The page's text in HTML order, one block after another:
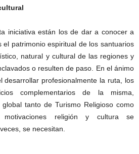
iniciativa están los de dar a conocer a
el patrimonio espiritual de los santuarios
natural y cultural de las regiones y
o resulten de paso. En el ánimo
desarrollar profesionalmente la ruta, los
complementarios de la misma,
tanto de Turismo Religioso como
religión y cultura se
se necesitan.